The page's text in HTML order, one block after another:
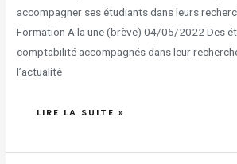
accompagner ses étudiants dans leurs
Formation A la une (brève) 04/05/2022 Des
comptabilité accompagnés dans leur
l’actualité
LIRE LA SUITE »